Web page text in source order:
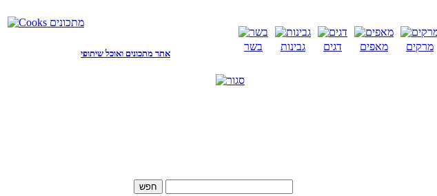
אתר מתכונים ואוכל שיתופי
בשר גבינות דגים מאפים מרקים